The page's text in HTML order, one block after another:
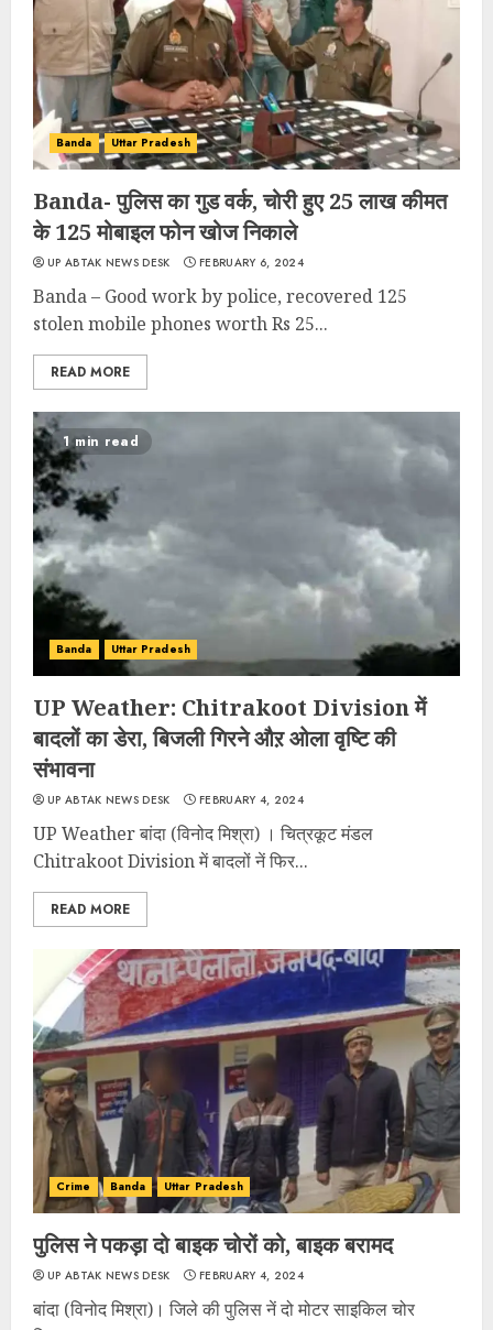
Banda Uttar Pradesh
Banda- पुलिस का गुड वर्क, चोरी हुए 25 लाख कीमत
के 125 मोबाइल फोन खोज निकाले
UP ABTAK NEWS DESK FEBRUARY 6, 2024
Banda – Good work by police, recovered 125
stolen mobile phones worth Rs 25...
READ MORE
1 min read
Banda Uttar Pradesh
UP Weather: Chitrakoot Division में
बादलों का डेरा, बिजली गिरने औऱ ओला वृष्टि की
संभावना
UP ABTAK NEWS DESK FEBRUARY 4, 2024
UP Weather बांदा (विनोद मिश्रा) । चित्रकूट मंडल
Chitrakoot Division में बादलों नें फिर...
READ MORE
Crime Banda Uttar Pradesh
पुलिस ने पकड़ा दो बाइक चोरों को, बाइक बरामद
UP ABTAK NEWS DESK FEBRUARY 4, 2024
बांदा (विनोद मिश्रा)। जिले की पुलिस नें दो मोटर साइकिल चोर